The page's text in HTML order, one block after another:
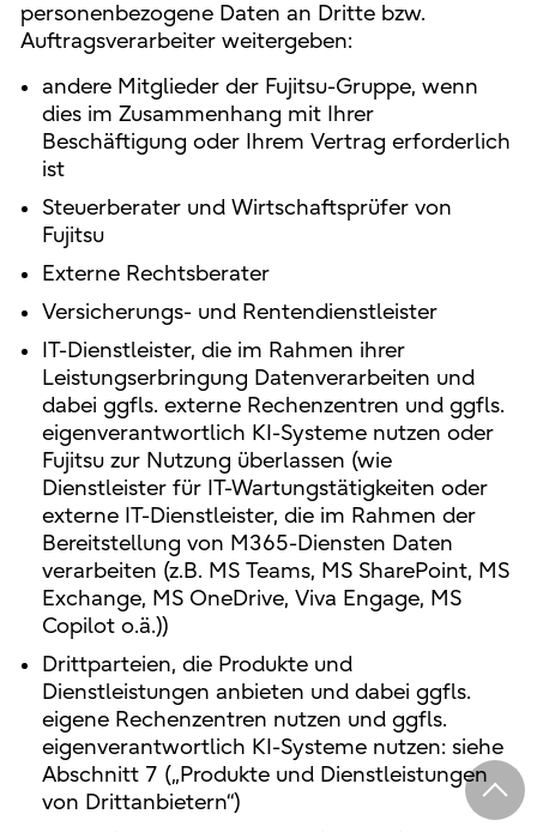
personenbezogene Daten an Dritte bzw.
Auftragsverarbeiter weitergeben:
andere Mitglieder der Fujitsu-Gruppe, wenn
dies im Zusammenhang mit Ihrer
Beschäftigung oder Ihrem Vertrag erforderlich
ist
Steuerberater und Wirtschaftsprüfer von
Fujitsu
Externe Rechtsberater
Versicherungs- und Rentendienstleister
IT-Dienstleister, die im Rahmen ihrer
Leistungserbringung Datenverarbeiten und
dabei ggfls. externe Rechenzentren und ggfls.
eigenverantwortlich KI-Systeme nutzen oder
Fujitsu zur Nutzung überlassen (wie
Dienstleister für IT-Wartungstätigkeiten oder
externe IT-Dienstleister, die im Rahmen der
Bereitstellung von M365-Diensten Daten
verarbeiten (z.B. MS Teams, MS SharePoint, MS
Exchange, MS OneDrive, Viva Engage, MS
Copilot o.ä.))
Drittparteien, die Produkte und
Dienstleistungen anbieten und dabei ggfls.
eigene Rechenzentren nutzen und ggfls.
eigenverantwortlich KI-Systeme nutzen: siehe
Abschnitt 7 („Produkte und Dienstleistungen
von Drittanbietern“)